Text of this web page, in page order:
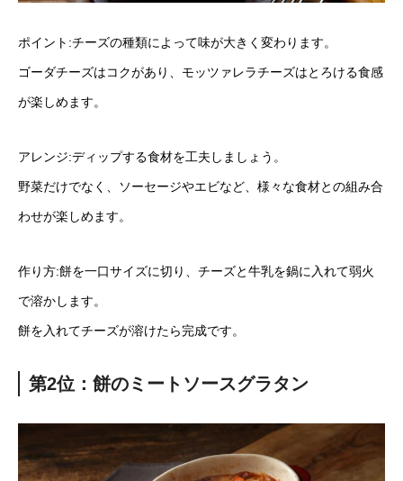
ポイント:チーズの種類によって味が大きく変わります。
ゴーダチーズはコクがあり、モッツァレラチーズはとろける食感
が楽しめます。
アレンジ:ディップする食材を工夫しましょう。
野菜だけでなく、ソーセージやエビなど、様々な食材との組み合
わせが楽しめます。
作り方:餅を一口サイズに切り、チーズと牛乳を鍋に入れて弱火
で溶かします。
餅を入れてチーズが溶けたら完成です。
第2位：餅のミートソースグラタン